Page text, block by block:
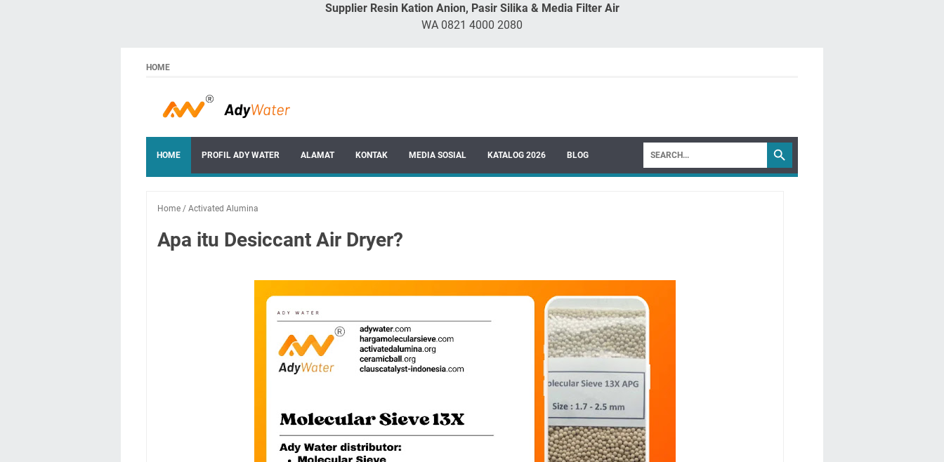
Supplier Resin Kation Anion, Pasir Silika & Media Filter Air
WA 0821 4000 2080
HOME
HOME PROFIL ADY WATER ALAMAT KONTAK MEDIA SOSIAL KATALOG 2026 BLOG
Home / Activated Alumina
Apa itu Desiccant Air Dryer?